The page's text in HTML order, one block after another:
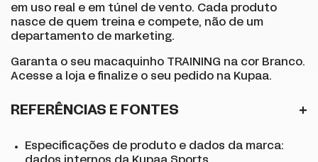
em uso real e em túnel de vento. Cada produto
nasce de quem treina e compete, não de um
departamento de marketing.
Garanta o seu macaquinho TRAINING na cor Branco.
Acesse a loja e finalize o seu pedido na Kupaa.
REFERÊNCIAS E FONTES
Especificações de produto e dados da marca: